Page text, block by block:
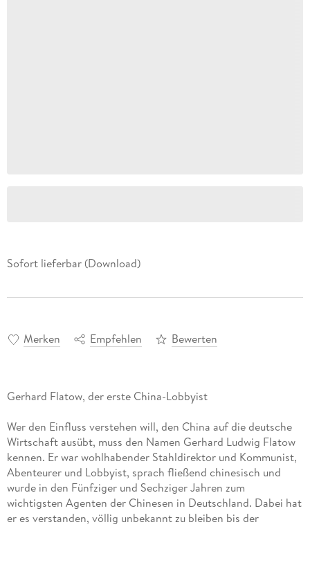
Sofort lieferbar (Download)
Merken Empfehlen Bewerten
Gerhard Flatow, der erste China-Lobbyist
Wer den Einfluss verstehen will, den China auf die deutsche
Wirtschaft ausübt, muss den Namen Gerhard Ludwig Flatow
kennen. Er war wohlhabender Stahldirektor und Kommunist,
Abenteurer und Lobbyist, sprach fließend chinesisch und
wurde in den Fünfziger und Sechziger Jahren zum
wichtigsten Agenten der Chinesen in Deutschland. Dabei hat
er es verstanden, völlig unbekannt zu bleiben bis der